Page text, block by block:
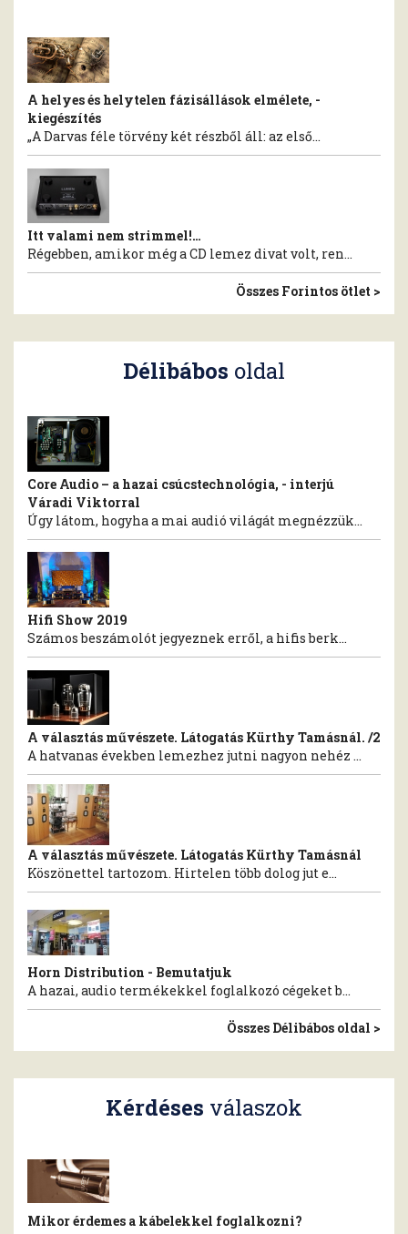
A helyes és helytelen fázisállások elmélete, -
kiegészítés
„A Darvas féle törvény két részből áll: az első...
Itt valami nem strimmel!…
Régebben, amikor még a CD lemez divat volt, ren...
Összes Forintos ötlet >
Délibábos oldal
Core Audio – a hazai csúcstechnológia, - interjú
Váradi Viktorral
Úgy látom, hogyha a mai audió világát megnézzük...
Hifi Show 2019
Számos beszámolót jegyeznek erről, a hifis berk...
A választás művészete. Látogatás Kürthy Tamásnál. /2
A hatvanas években lemezhez jutni nagyon nehéz ...
A választás művészete. Látogatás Kürthy Tamásnál
Köszönettel tartozom. Hirtelen több dolog jut e...
Horn Distribution - Bemutatjuk
A hazai, audio termékekkel foglalkozó cégeket b...
Összes Délibábos oldal >
Kérdéses válaszok
Mikor érdemes a kábelekkel foglalkozni?